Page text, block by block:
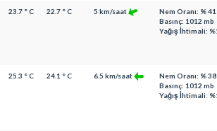
23.7 ° C 22.7 ° C 5 km/saat
Nem Oranı: % 41
Basınç: 1012 mb
Yağış İhtimali:
25.3 ° C 24.1 ° C 6.5 km/saat
Nem Oranı: % 38
Basınç: 1012 mb
Yağış İhtimali: